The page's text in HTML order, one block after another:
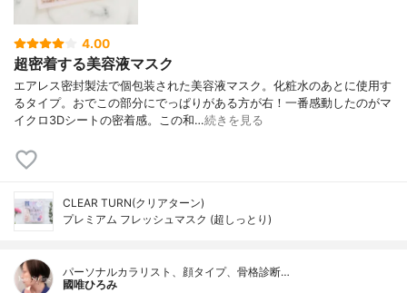
4.00
超密着する美容液マスク
エアレス密封製法で個包装された美容液マスク。化粧水のあとに使用す
るタイプ。おでこの部分にでっぱりがある方が右！一番感動したのがマ
イクロ3Dシートの密着感。この和…続きを見る
CLEAR TURN(クリアターン)
プレミアム フレッシュマスク (超しっとり)
パーソナルカラリスト、顔タイプ、骨格診断…
國唯ひろみ